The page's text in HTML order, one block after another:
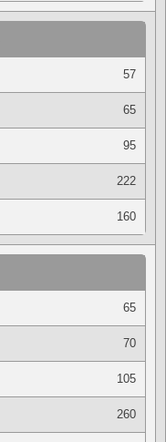
57
65
95
222
160
65
70
105
260